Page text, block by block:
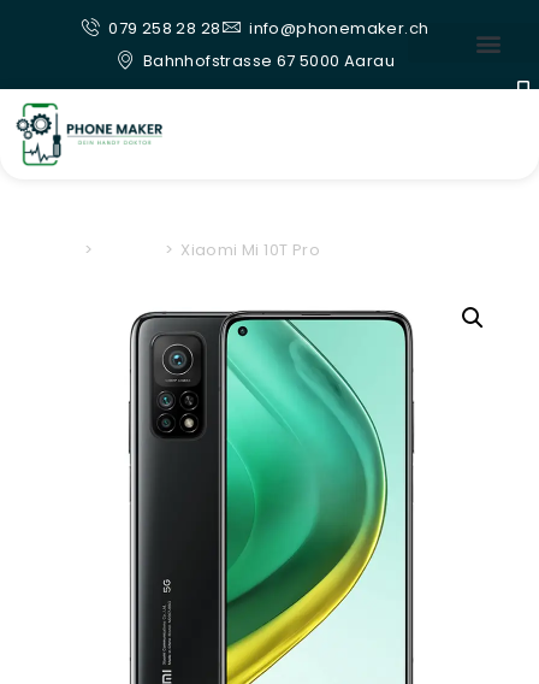
079 258 28 28
info@phonemaker.ch
Bahnhofstrasse 67 5000 Aarau
> > Xiaomi Mi 10T Pro